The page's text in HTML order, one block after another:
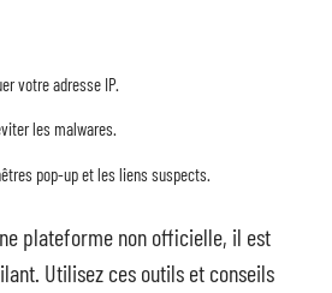
votre adresse IP.
les malwares.
pop-up et les liens suspects.
plateforme non officielle, il est
Utilisez ces outils et conseils